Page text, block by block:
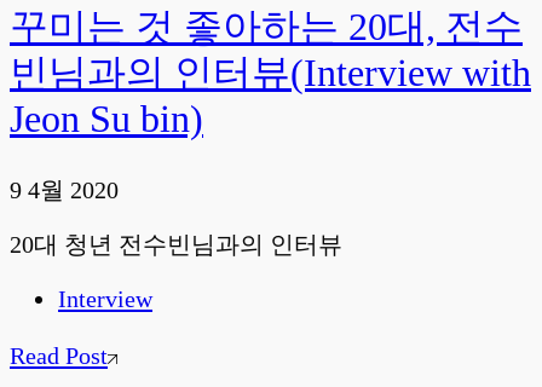
꾸미는 것 좋아하는 20대, 전수
빈님과의 인터뷰(Interview with
Jeon Su bin)
9 4월 2020
20대 청년 전수빈님과의 인터뷰
Interview
Read Post